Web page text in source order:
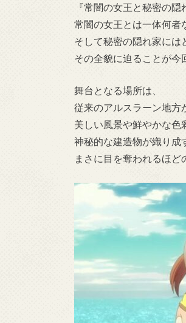
『常闇の女王と秘密の隠
常闇の女王とは一体何者
そして秘密の隠れ家には
その全貌に迫ることが今
舞台となる場所は、
従来のアルスラーン地方
美しい風景や鮮やかな色
神秘的な建造物が織り成
まさに目を奪われるほど